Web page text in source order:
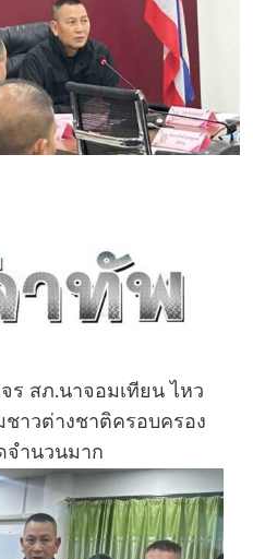
ร สภ.นาจอมเทียน ไหว
าวต่างชาติครอบครอง
จำนวนมาก